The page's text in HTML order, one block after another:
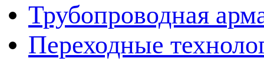
Трубопроводная
Переходные